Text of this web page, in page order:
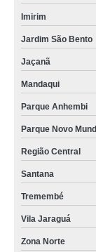
Imirim
Jardim São Bento
Jaçanã
Mandaqui
Parque Anhembi
Parque Novo
Região Central
Santana
Tremembé
Vila Jaraguá
Zona Norte